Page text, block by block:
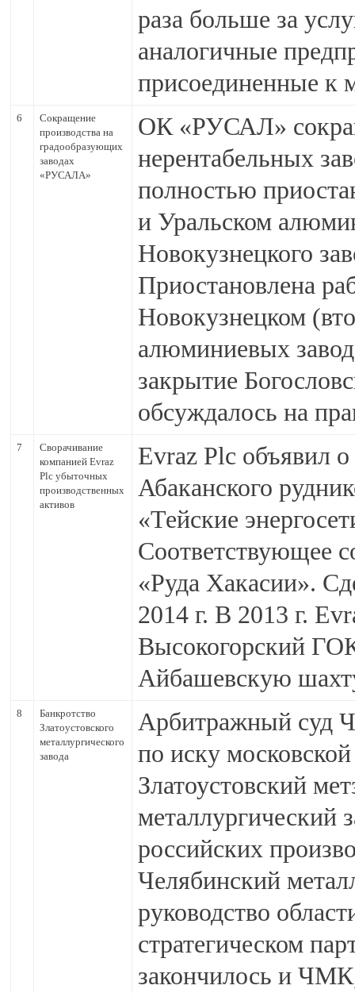
раза больше за
аналогичные
присоединенные к
6
Сокращение
производства на
градообразующих
заводах
«РУСАЛА»
ОК «РУСАЛ»
нерентабельных
полностью
и Уральском
Новокузнецкого
Приостановлена
Новокузнецком
алюминиевых
закрытие
обсуждалось на
7
Сворачивание
компанией Evraz
Plc убыточных
производственных
активов
Evraz Plc объявил
Абаканского
«Тейские
Соответствующее
«Руда Хакасии».
2014 г. В 2013 г.
Высокогорский
Айбашевскую
8
Банкротство
Златоустовского
металлургического
завода
Арбитражный суд
по иску
Златоустовский
металлургический
российских
Челябинский
руководство
стратегическом
закончилось и